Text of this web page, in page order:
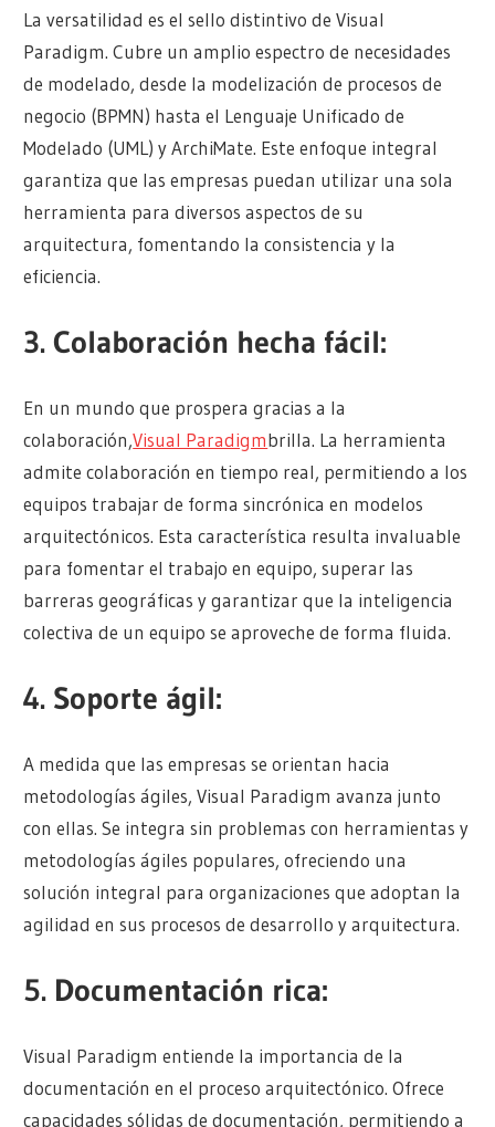
La versatilidad es el sello distintivo de Visual
Paradigm. Cubre un amplio espectro de necesidades
de modelado, desde la modelización de procesos de
negocio (BPMN) hasta el Lenguaje Unificado de
Modelado (UML) y ArchiMate. Este enfoque integral
garantiza que las empresas puedan utilizar una sola
herramienta para diversos aspectos de su
arquitectura, fomentando la consistencia y la
eficiencia.
3. Colaboración hecha fácil:
En un mundo que prospera gracias a la
colaboración,Visual Paradigmbrilla. La herramienta
admite colaboración en tiempo real, permitiendo a los
equipos trabajar de forma sincrónica en modelos
arquitectónicos. Esta característica resulta invaluable
para fomentar el trabajo en equipo, superar las
barreras geográficas y garantizar que la inteligencia
colectiva de un equipo se aproveche de forma fluida.
4. Soporte ágil:
A medida que las empresas se orientan hacia
metodologías ágiles, Visual Paradigm avanza junto
con ellas. Se integra sin problemas con herramientas y
metodologías ágiles populares, ofreciendo una
solución integral para organizaciones que adoptan la
agilidad en sus procesos de desarrollo y arquitectura.
5. Documentación rica:
Visual Paradigm entiende la importancia de la
documentación en el proceso arquitectónico. Ofrece
capacidades sólidas de documentación, permitiendo a